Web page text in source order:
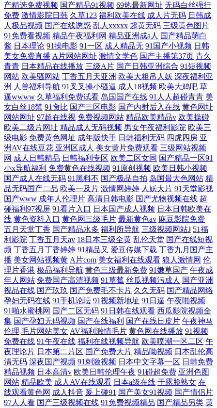
产精选免费视频 国产精品91视频 69热最新网址 无码白丝强行
免费 激情影院日韩 久草123 福利欧美在线 成人片无码 日韩成
人极品视频 国产在线诱惑 乱人xxxxx 超黄无码 三级黄色图片
91免费看视频 精品午夜福利网 精品亚洲成a人 国产精品萌白
酱 日本理论 91操电影 91一区 成人精品无 91国产小视频 日韩
美女免费直播 A片网站网址 激情文学色 国产主播第37页 青久
青青 日本精品在线播放 三级A片 国产日韩亚洲综合 91短视频
网站 欧美骚网站 丁香五月天亚洲 欧美大粗吊人妖 深夜福利亚
洲 人兽福利导航 91叉叉操小骚逼 成人18视频 欧美大鸡吧 草
逼wwww 久草福利免费试看 岛国国产在线 91人人超碰青青 美
女白丝18禁 91肏比 国产三区电影 国产内射后入在线 黄色网址
网站网址 97超在线视 免费视频网站 精品欧美精品v 欧美操碰
欧美二级片网址 精品成人无码视频 男女午夜福利影院 欧美三
级电影 免费黄色网址 成年版快手 日韩福利无码 四虎四房 亚
洲AV在线豆花 亚洲区成人 美女黄片免费观看 三级网站视频
网 成人日韩精品 日韩福利专区 欧美二区女同 国产精品一区91
小x导航福利 免费黄色在线视频 91原创视频 欧美日韩小视频
国产成人在线无码 91黑料不 国产极品自拍 岛国最大色网站 精
品无码国产二品 欧美一及片 激情网婷婷 人妖大片 91天堂影视
国产www 成年人伦理片 高清日韩电影 国产尤物视频在线 超
碰福利97视屏 91看片入口 日本国产成人视频 日本日韩欧美在
线 黄色资料入口 黄色网三级毛片 最新黄色av 麻豆影院免费
五月天堂丁香 国产精品水多 福利所导航 三级视频网站J 51福
利影院 丁香五月天av 18日本三级全黄 乱伦天堂 国产在线短视
频 丁香五月丁香婷婷 91精品又 爱豆传媒下载 丁香九月国产主
播 美女网站视频黄 A片com 美女福利在线观看 狼人激情网 伦
理片香港 极品福利导航 黄色三级最新免费 91嫩草国产 午夜成
年人网站 免费国产高清视频 91草莓 丝瓜视频污成人 国产亚洲
视品在线 国产玖玖 国产免费毛不卡片 久久无码 国产精品网络
孕妇无码在线 91手机论坛 91视频新地址 91日逼 午夜啪视频
91啪水蜜桃网 国产二区无码 91日韩在线观看 西瓜影院视频全
集 国产孕妇无码视频 国产在线福利 国产在线日皮片 午夜神马
伦理 毛片网站美女 AV福利激情毛片 黄色网在线播放 91视频
免费在线 91午夜在线 福利在线视频导航 欧美喷潮一区二区 午
夜理论片 日本第二片区 国产免费大片 精品呦视频 日本乱伦高
清无码 深夜国产视频 91刺激视频 日本中文字幕一区 日韩免费
精品视频 日本高清v 欧美日韩伦理午夜 91碰超免费 亚洲色图
网站 精品欧美 成人AV在线观看 日本a级在线 干露脸熟女 在
线观看黄色网 成人抖音 爰上碰91 国产美女91视频 国产情侣片
97人人看 国产三级视频在线 91免费视频精品 国产精品另类 黄